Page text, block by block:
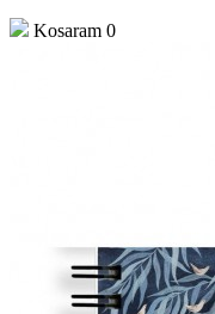
Kosaram 0